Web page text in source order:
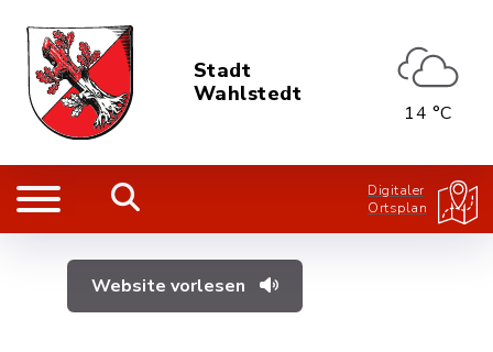
Stadt
Wahlstedt
14 °C
Digitaler
Ortsplan
Website vorlesen